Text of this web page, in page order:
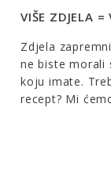
VIŠE ZDJELA =
Zdjela
ne biste morali
koju imate.
recept? Mi